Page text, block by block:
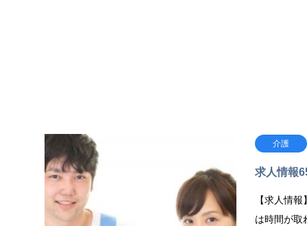
介護
求人情報
【求人情
は時間が